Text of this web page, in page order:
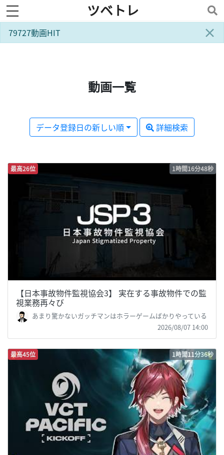
toggle navigation ツベトレ
×
79727動画HIT
動画一覧
データ登録日の新しい順 詳細検索
最高26位 1時間16分48秒
【日本事故物件監視協会3】 実在する事故物件での監
視業務再々び
あまり驚かないガッチマンはホラーゲームばかりやっている
2026/08/07 14:00
最高45位 1時間11分36秒